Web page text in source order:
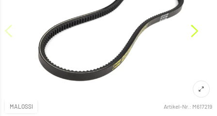
MALOSSI Artikel-Nr.: M617219